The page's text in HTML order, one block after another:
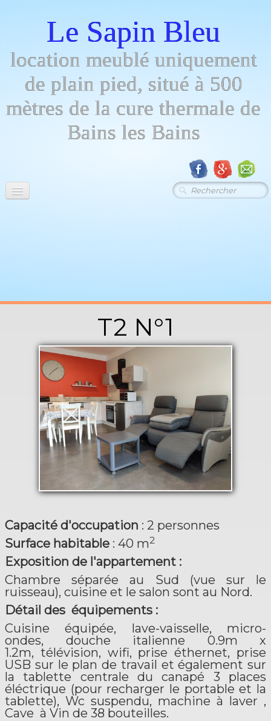
Le Sapin Bleu
location meublé uniquement
de plain pied, situé à 500
mètres de la cure thermale de
Bains les Bains
Contacter ARENA SAST2 N°1
Capacité d'occupation : 2 personnes
Surface habitable : 40 m2
Exposition de l'appartement :
Chambre séparée au Sud (vue sur le
ruisseau), cuisine et le salon sont au Nord.
Détail des équipements :
Cuisine équipée, lave-vaisselle, micro-
ondes, douche italienne 0.9m x
1.2m, télévision, wifi, prise éthernet, prise
USB sur le plan de travail et également sur
la tablette centrale du canapé 3 places
éléctrique (pour recharger le portable et la
tablette), Wc suspendu, machine à laver ,
Cave à Vin de 38 bouteilles.